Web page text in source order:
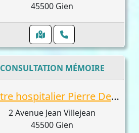
45500 Gien
CONSULTATION MÉMOIRE
Centre hospitalier Pierre Dezarnaulds
2 Avenue Jean Villejean
45500 Gien